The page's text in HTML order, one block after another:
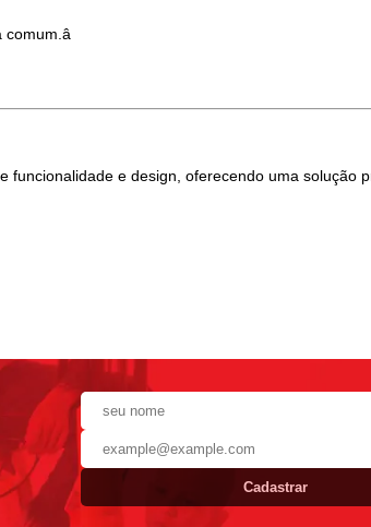
comum.â
e design, oferecendo uma solução
Cadastrar